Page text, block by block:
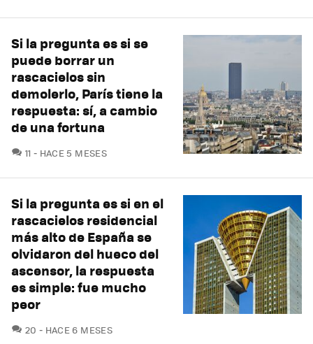
Si la pregunta es si se
puede borrar un
rascacielos sin
demolerlo, París tiene la
respuesta: sí, a cambio
de una fortuna
11 COMENTARIOS
HACE 5 MESES
Si la pregunta es si en el
rascacielos residencial
más alto de España se
olvidaron del hueco del
ascensor, la respuesta
es simple: fue mucho
peor
20 COMENTARIOS
HACE 6 MESES